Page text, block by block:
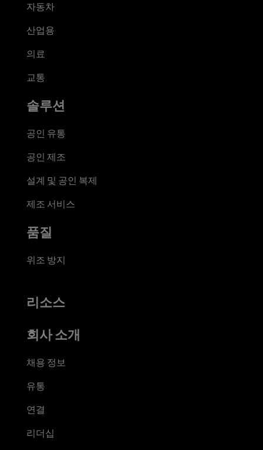
자동차
산업용
의료
교통
솔루션
공인 유통
공인 제조
설계 및 공인 복제
제조 서비스
품질
위조 방지
리소스
회사 소개
채용 정보
유통
연결
리더십